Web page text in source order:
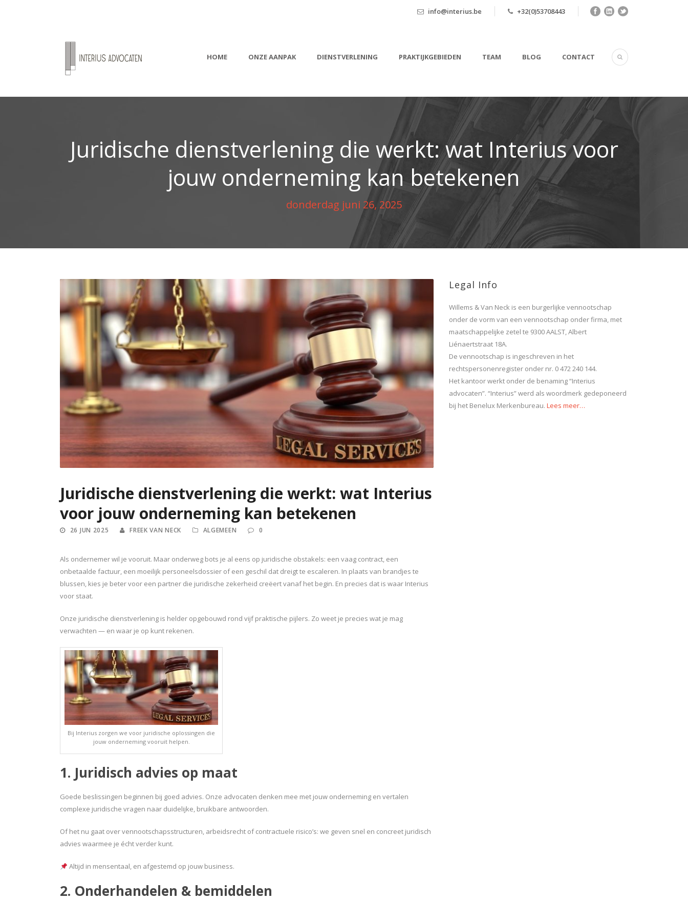
info@interius.be +32(0)53708443
HOME ONZE AANPAK DIENSTVERLENING PRAKTIJKGEBIEDEN TEAM BLOG CONTACT
Juridische dienstverlening die werkt: wat Interius voor
jouw onderneming kan betekenen
donderdag juni 26, 2025
Juridische dienstverlening die werkt: wat Interius
voor jouw onderneming kan betekenen
26 JUN 2025 FREEK VAN NECK ALGEMEEN 0
Als ondernemer wil je vooruit. Maar onderweg bots je al eens op juridische obstakels: een vaag contract, een
onbetaalde factuur, een moeilijk personeelsdossier of een geschil dat dreigt te escaleren. In plaats van brandjes te
blussen, kies je beter voor een partner die juridische zekerheid creëert vanaf het begin. En precies dat is waar Interius
voor staat.
Onze juridische dienstverlening is helder opgebouwd rond vijf praktische pijlers. Zo weet je precies wat je mag
verwachten — en waar je op kunt rekenen.
Bij Interius zorgen we voor juridische oplossingen die
jouw onderneming vooruit helpen.
1. Juridisch advies op maat
Goede beslissingen beginnen bij goed advies. Onze advocaten denken mee met jouw onderneming en vertalen
complexe juridische vragen naar duidelijke, bruikbare antwoorden.
Of het nu gaat over vennootschapsstructuren, arbeidsrecht of contractuele risico’s: we geven snel en concreet juridisch
advies waarmee je écht verder kunt.
Altijd in mensentaal, en afgestemd op jouw business.
2. Onderhandelen & bemiddelen
Legal Info
Willems & Van Neck is een burgerlijke vennootschap
onder de vorm van een vennootschap onder firma, met
maatschappelijke zetel te 9300 AALST, Albert
Liénaertstraat 18A.
De vennootschap is ingeschreven in het
rechtspersonenregister onder nr. 0 472 240 144.
Het kantoor werkt onder de benaming “Interius
advocaten”. “Interius” werd als woordmerk gedeponeerd
bij het Benelux Merkenbureau. Lees meer…